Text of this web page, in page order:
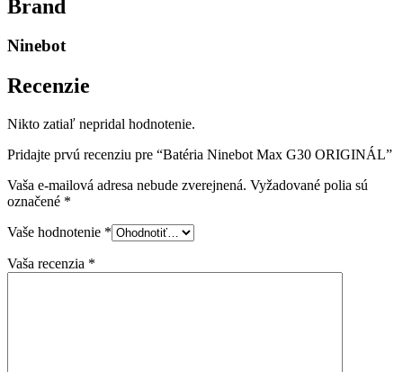
Brand
Ninebot
Recenzie
Nikto zatiaľ nepridal hodnotenie.
Pridajte prvú recenziu pre “Batéria Ninebot Max G30 ORIGINÁL”
Vaša e-mailová adresa nebude zverejnená. Vyžadované polia sú
označené *
Vaše hodnotenie *
Vaša recenzia *